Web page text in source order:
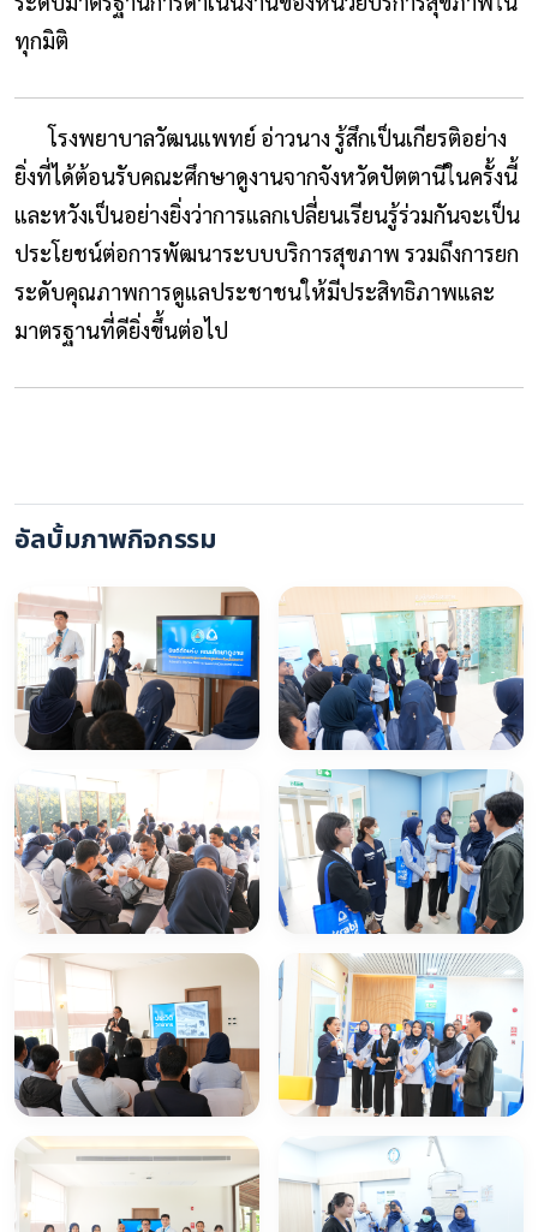
ทุกมิติ
โรงพยาบาลวัฒนแพทย์ อ่าวนาง รู้สึกเป็นเกียรติอย่าง
ยิ่งที่ได้ต้อนรับคณะศึกษาดูงานจากจังหวัดปัตตานีในครั้งนี้
และหวังเป็นอย่างยิ่งว่าการแลกเปลี่ยนเรียนรู้ร่วมกันจะเป็น
ประโยชน์ต่อการพัฒนาระบบบริการสุขภาพ รวมถึงการยก
ระดับคุณภาพการดูแลประชาชนให้มีประสิทธิภาพและ
มาตรฐานที่ดียิ่งขึ้นต่อไป
อัลบั้มภาพกิจกรรม